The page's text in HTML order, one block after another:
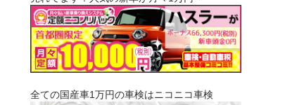
全ての国産車1万円の車検はニコニコ車検